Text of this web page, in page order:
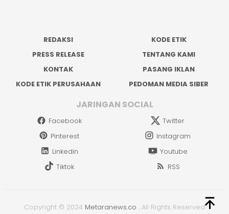
REDAKSI
KODE ETIK
PRESS RELEASE
TENTANG KAMI
KONTAK
PASANG IKLAN
KODE ETIK PERUSAHAAN
PEDOMAN MEDIA SIBER
JARINGAN SOCIAL
Facebook
Twitter
Pinterest
Instagram
Linkedin
Youtube
Tiktok
RSS
Copyright © 2024 Metaranews.co . All Rights Reserved